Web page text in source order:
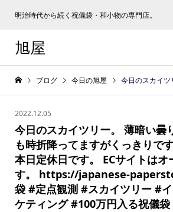
明治時代から続く祝儀袋・和小物の専門店。
旭屋
ブログ 今日の旭屋 今日のスカイツリー。 薄暗い曇り空で細かな雨も時折降ってますがくっきりです。祝儀袋旭屋は本日定休日
2022.12.05
今日のスカイツリー。 薄暗い曇
も時折降ってますがくっきりで
本日定休日です。 ECサイトはオ
す。 https://japanese-
袋 #定点観測 #スカイツリー #
ケティング #100万円入る祝儀袋